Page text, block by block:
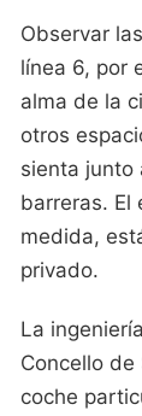
Observar
línea 6, por
alma de la
otros
sienta junto
barreras. El
medida,
privado.
La
Concello
coche